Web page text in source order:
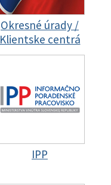
Okresné úrady /
Klientske centrá
IPP